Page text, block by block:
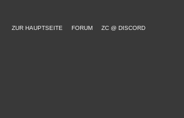
ZUR HAUPTSEITE FORUM ZC @ DISCORD